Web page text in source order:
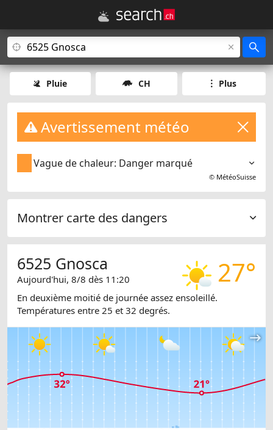
Pluie CH Plus
Avertissement météo
Vague de chaleur: Danger marqué
© MétéoSuisse
Montrer carte des dangers
27°
6525 Gnosca
Aujourd'hui, 8/8 dès 11:20
En deuxième moitié de journée assez ensoleillé.
Températures entre 25 et 32 degrés.